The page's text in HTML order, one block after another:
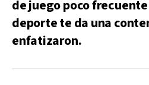
de juego poco
deporte te da una
enfatizaron.